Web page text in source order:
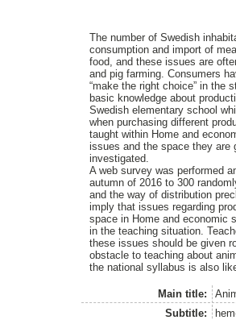
The number of Swedish
consumption and import of
food, and these issues are
and pig farming. Consumers
“make the right choice” in the
basic knowledge about
Swedish elementary school
when purchasing different
taught within Home and
issues and the space they are
investigated.
A web survey was performed
autumn of 2016 to 300
and the way of distribution
imply that issues regarding
space in Home and economic
in the teaching situation.
these issues should be given
obstacle to teaching about
the national syllabus is also
Main title:
Subtitle: